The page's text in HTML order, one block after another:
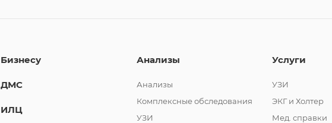
Бизнесу
ДМС
ИЛЦ
Анализы
Анализы
Комплексные обследования
УЗИ
Услуги
УЗИ
ЭКГ и Холтер
Мед. справки